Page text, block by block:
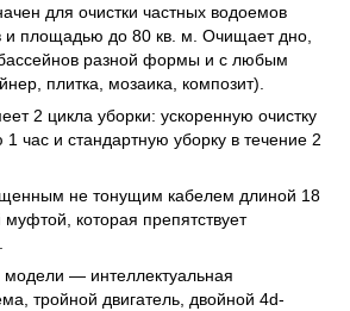
для очистки частных водоемов
и площадью до 80 кв. м. Очищает дно,
разной формы и с любым
плитка, мозаика, композит).
2 цикла уборки: ускоренную очистку
час и стандартную уборку в течение 2
не тонущим кабелем длиной 18
которая препятствует
— интеллектуальная
тройной двигатель, двойной 4d-